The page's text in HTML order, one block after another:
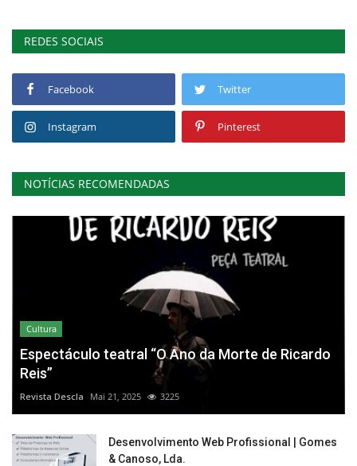
REDES SOCIAIS
Facebook Twitter
Instagram Pinterest
NOTÍCIAS RECOMENDADAS
Cultura
Espectáculo teatral “O Ano da Morte de Ricardo
Reis”
Revista Descla Mai 21, 2025 3225
Desenvolvimento Web Profissional | Gomes
& Canoso, Lda.